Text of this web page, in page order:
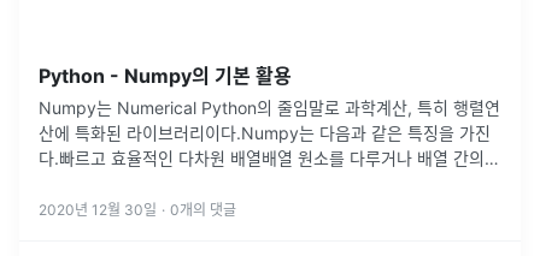
Python - Numpy의 기본 활용
Numpy는 Numerical Python의 줄임말로 과학계산, 특히 행렬연
산에 특화된 라이브러리이다.Numpy는 다음과 같은 특징을 가진
다.빠르고 효율적인 다차원 배열배열 원소를 다루거나 배열 간의
2020년 12월 30일 · 0개의 댓글